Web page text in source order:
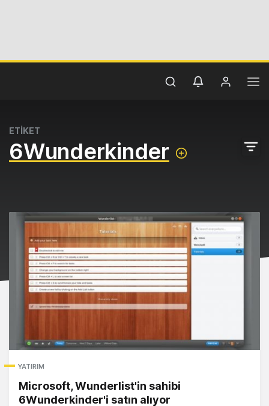
ETİKET
6Wunderkinder
YATIRIM
Microsoft, Wunderlist'in sahibi
6Wunderkinder'i satın alıyor